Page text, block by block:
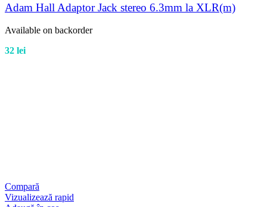
Adam Hall Adaptor Jack stereo 6.3mm la XLR(m)
Available on backorder
32 lei
Compară
Vizualizează rapid